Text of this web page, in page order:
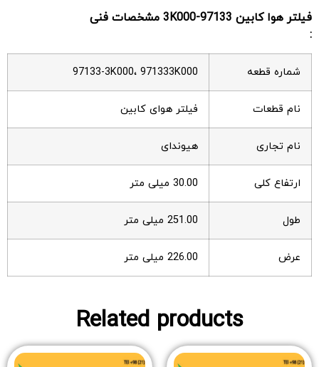
فیلتر هوا کابین 97133-3K000 مشخصات فنی
:
شماره قطعه 97133-3K000، 971333K000
نام قطعات فیلتر هوای کابین
نام تجاری هیوندای
ارتفاع کلی 30.00 میلی متر
طول 251.00 میلی متر
عرض 226.00 میلی متر
Related products